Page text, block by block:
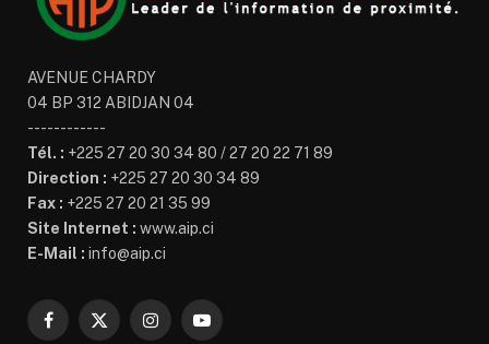
AVENUE CHARDY
04 BP 312 ABIDJAN 04
------------
Tél. : +225 27 20 30 34 80 / 27 20 22 71 89
Direction : +225 27 20 30 34 89
Fax : +225 27 20 21 35 99
Site Internet : www.aip.ci
E-Mail : info@aip.ci
Facebook
X
InstagramYouTube